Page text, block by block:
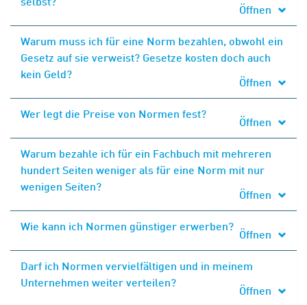
Öffnen
Warum muss ich für eine Norm bezahlen, obwohl ein
Gesetz auf sie verweist? Gesetze kosten doch auch
kein Geld?
Öffnen
Wer legt die Preise von Normen fest?
Öffnen
Warum bezahle ich für ein Fachbuch mit mehreren
hundert Seiten weniger als für eine Norm mit nur
wenigen Seiten?
Öffnen
Wie kann ich Normen günstiger erwerben?
Öffnen
Darf ich Normen vervielfältigen und in meinem
Unternehmen weiter verteilen?
Öffnen